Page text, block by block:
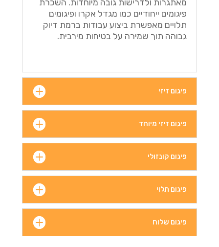
מאתגרות ולדרישות גובה מיוחדות. השכרת
פיגומים ייחודיים כמו מגדל אקרו ופיגומים
תלויים מאפשרת ביצוע עבודות ברמת דיוק
גבוהה תוך שמירה על בטיחות מירבית.
פיגום זיזי
פיגום זיזי מיוחד
פיגום קונזולי
פיגום תלוי
פיגום שלוח